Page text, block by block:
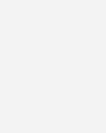
Konsole lässt sich mit
und ist
sich ihre Tragkraft durch
Lieferbar ist die
mm. Die Tragfähigkeit für
tabellarisch in den
45 zusammengetragen.
und
bei denen